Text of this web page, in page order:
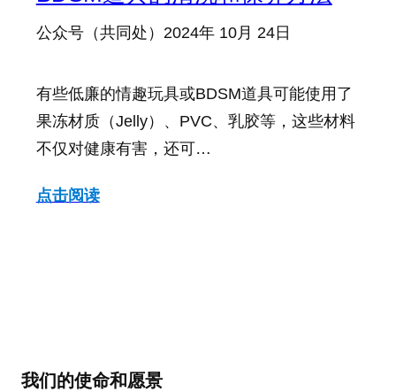
公众号（共同处） 2024年 10月 24日
有些低廉的情趣玩具或BDSM道具可能使用了
果冻材质（Jelly）、PVC、乳胶等，这些材料
不仅对健康有害，还可…
点击阅读
我们的使命和愿景